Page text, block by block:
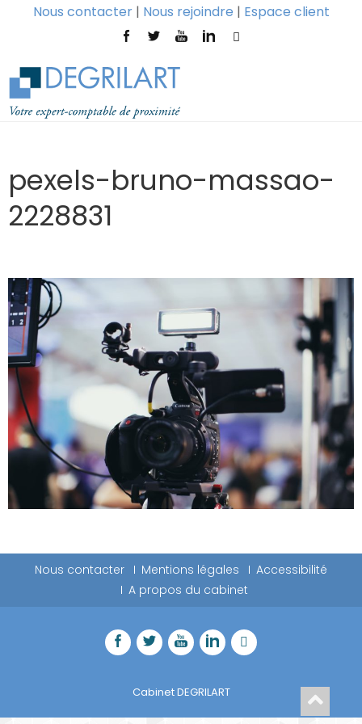
Nous contacter| Nous rejoindre | Espace client
pexels-bruno-massao-
2228831
Nous contacter Mentions légales
Accessibilité
A propos du cabinet
Cabinet DEGRILART